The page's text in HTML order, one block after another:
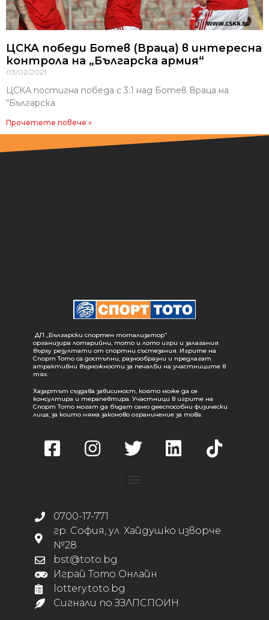
ЦСКА победи Ботев (Враца) в интересна
контрола на „Българска армия“
03/02/2021
ЦСКА постигна победа с 3:1 над Ботев Враца на
“Българска
Прочетете повече »
ДП „Български спортен тотализатор“
организира лотарийни, тото и лото игри и залагания
върху резултати от спортни състезания. Игрите на
Спорт Тото са достъпни, разнообразни и предлагат
атрактивни възможности за печалби на участниците в
тях.
Хазартът създава зависимост, която може да се
консултира и терапевтира. Участници в игрите на
Спорт Тото могат да бъдат само дееспособни физически
лица, за които няма законово ограничение за това.
0700-17-771
гр. София, ул. Хайдушко изворче
№28
bst@toto.bg
Играй Тото Онлайн
lottery.toto.bg
Сигнали по ЗЗЛПСПОИН